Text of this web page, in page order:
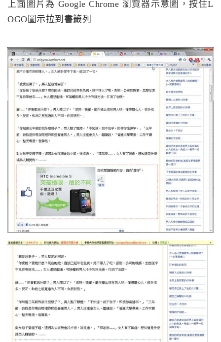
上面圖片為 Google Chrome 瀏覽器示意圖，按住L
OGO圖示拉到書籤列